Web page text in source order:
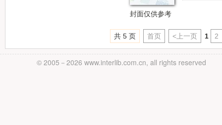
封面仅供参考
共 5 页 首页 <上一页 1 2
© 2005－ 2026 www.interlib.com.cn, all rights reserved